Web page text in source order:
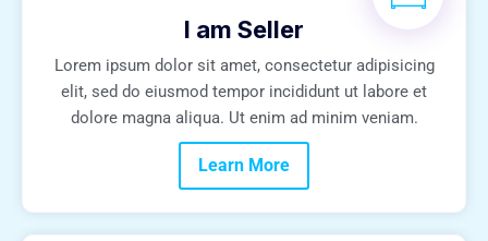
I am Seller
Lorem ipsum dolor sit amet, consectetur adipisicing
elit, sed do eiusmod tempor incididunt ut labore et
dolore magna aliqua. Ut enim ad minim veniam.
Learn More